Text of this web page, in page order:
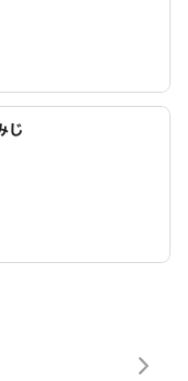
じ